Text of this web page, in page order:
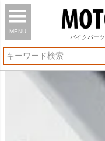
MENU
バイク パーツ